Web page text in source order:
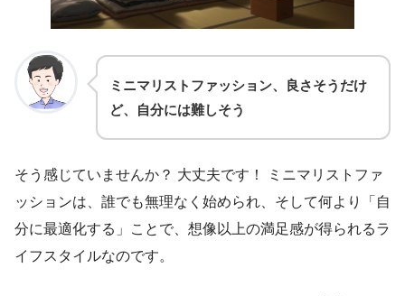
ミニマリストファッション、良さそうだけ
ど、自分には難しそう
そう感じていませんか？ 大丈夫です！ ミニマリストファ
ッションは、誰でも無理なく始められ、そして何より「自
分に最適化する」ことで、想像以上の満足感が得られるラ
イフスタイルなのです。